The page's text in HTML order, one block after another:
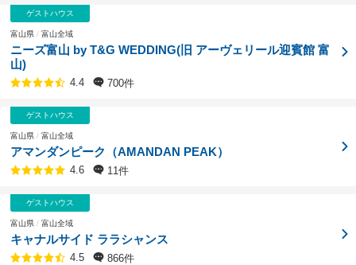
ゲストハウス
富山県 富山全域
ニーズ富山 by T&G WEDDING(旧 アーヴェリール迎賓館 富
山)
4.4 700件
ゲストハウス
富山県 富山全域
アマンダンピーク（AMANDAN PEAK）
4.6 11件
ゲストハウス
富山県 富山全域
キャナルサイド ララシャンス
4.5 866件